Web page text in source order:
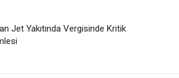
Jet Yakıtında Vergisinde Kritik